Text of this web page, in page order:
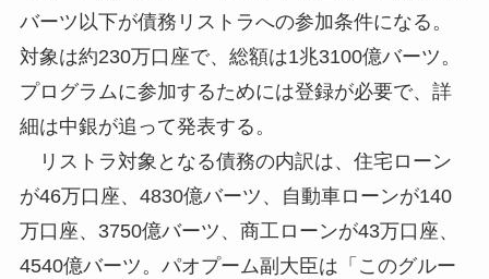
バーツ以下が債務リストラへの参加条件になる。
対象は約230万口座で、総額は1兆3100億バーツ。
プログラムに参加するためには登録が必要で、詳
細は中銀が追って発表する。
リストラ対象となる債務の内訳は、住宅ローン
が46万口座、4830億バーツ、自動車ローンが140
万口座、3750億バーツ、商工ローンが43万口座、
4540億バーツ。パオプーム副大臣は「このグルー